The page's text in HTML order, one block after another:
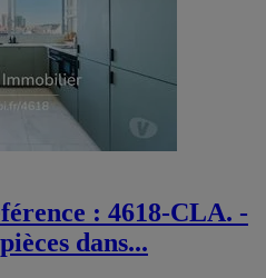
: 4618-CLA. -
dans...